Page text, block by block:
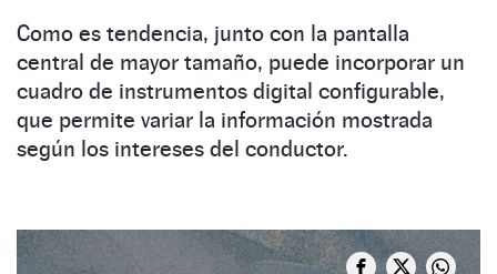
Como es tendencia, junto con la pantalla
central de mayor tamaño, puede incorporar un
cuadro de instrumentos digital configurable,
que permite variar la información mostrada
según los intereses del conductor.